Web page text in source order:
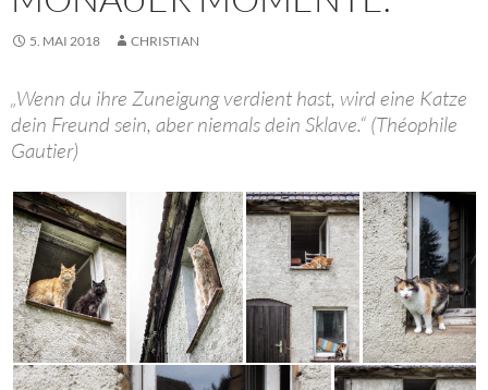
5. MAI 2018 CHRISTIAN
„Wenn du ihre Zuneigung verdient hast, wird eine Katze
dein Freund sein, aber niemals dein Sklave.“ (Théophile
Gautier)